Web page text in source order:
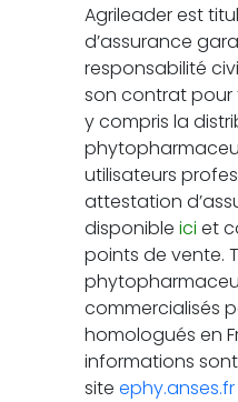
Agrileader est
d’assurance
responsabilité
son contrat pour
y compris la
utilisateurs
attestation
disponible ici et
points de vente.
commercialisés
homologués en
informations
site ephy.anses.fr